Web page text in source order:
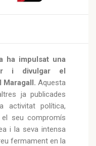
ha impulsat una
i divulgar el
Maragall. Aquesta
ja publicades
activitat política,
seu compromís
i la seva intensa
fermament en la